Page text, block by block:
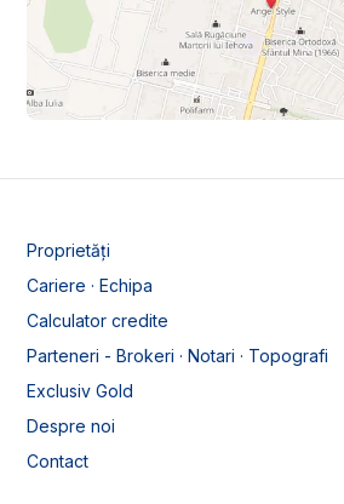
Proprietăți
Cariere · Echipa
Calculator credite
Parteneri - Brokeri · Notari · Topografi
Exclusiv Gold
Despre noi
Contact